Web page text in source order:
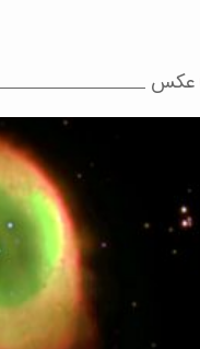
عکس